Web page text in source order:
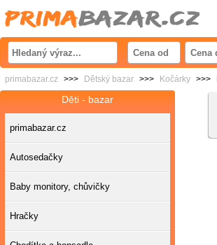
primabazar.cz >>> Dětský bazar >>> Kočárky >>>
Děti - bazar
primabazar.cz
Autosedačky
Baby monitory, chůvičky
Hračky